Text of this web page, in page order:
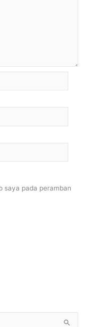
saya pada peramban